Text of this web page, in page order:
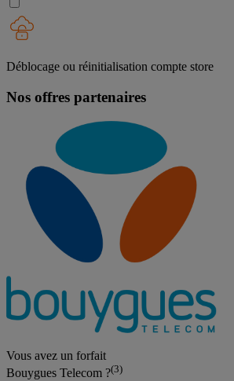
Déblocage ou réinitialisation compte store
Nos offres partenaires
Vous avez un forfait
Bouygues Telecom ?(3)